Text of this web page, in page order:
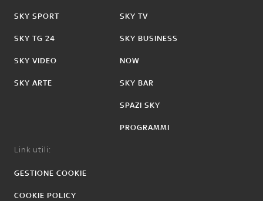
SKY SPORT
SKY TG 24
SKY VIDEO
SKY ARTE
SKY TV
SKY BUSINESS
NOW
SKY BAR
SPAZI SKY
PROGRAMMI
Link utili:
GESTIONE COOKIE
COOKIE POLICY